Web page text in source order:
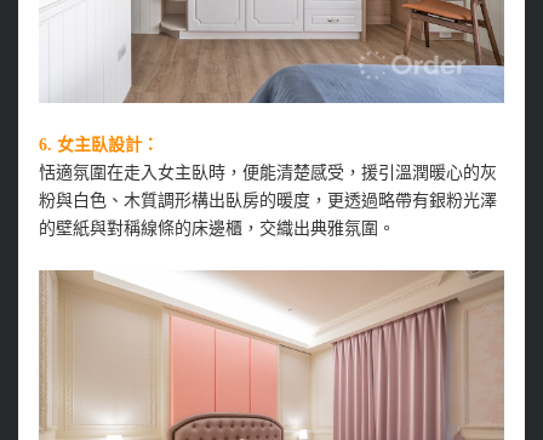
6. 女主臥設計：
恬適氛圍在走入女主臥時，便能清楚感受，援引溫潤暖心的灰
粉與白色、木質調形構出臥房的暖度，更透過略帶有銀粉光澤
的壁紙與對稱線條的床邊櫃，交織出典雅氛圍。